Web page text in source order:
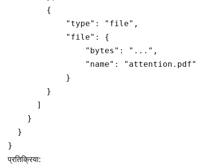
        {
            "type": "file",
            "file": {
                "bytes": "...",
                "name": "attention.pdf"
            }
        }
      ]
    }
  }
प्रतिक्रिया: